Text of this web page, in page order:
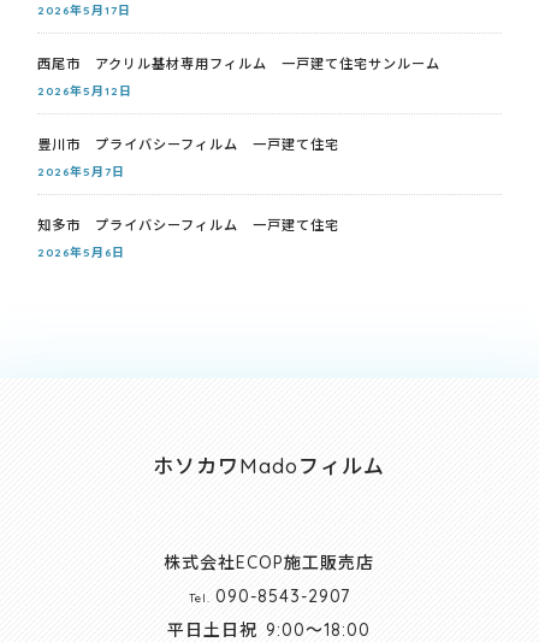
2026年5月17日
西尾市 アクリル基材専用フィルム 一戸建て住宅サンルーム
2026年5月12日
豊川市 プライバシーフィルム 一戸建て住宅
2026年5月7日
知多市 プライバシーフィルム 一戸建て住宅
2026年5月6日
ホソカワMadoフィルム
株式会社ECOP施工販売店
Tel.
090-8543-2907
平日土日祝 9:00～18:00